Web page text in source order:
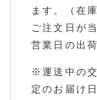
ます。（在
ご注文日が
営業日の出
※運送中の
定のお届け